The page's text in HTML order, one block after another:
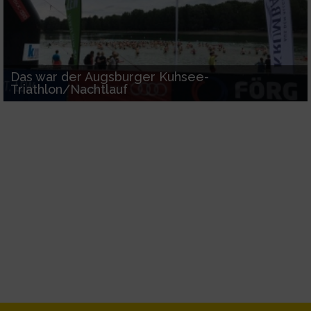
Das war der Augsburger Kuhsee-
Triathlon/Nachtlauf
Messung der Performance von Inhalten
Analyse von Zielgruppen durch Statistiken
oder Kombinationen von Daten aus
verschiedenen Quellen
Nicht-IAB-Verarbeitungszwecke: